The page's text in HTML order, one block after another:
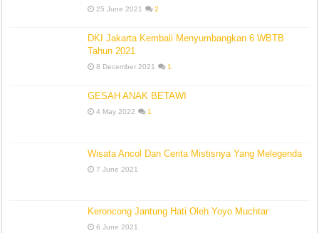
25 June 2021 2
DKI Jakarta Kembali Menyumbangkan 6 WBTB
Tahun 2021
8 December 2021 1
GESAH ANAK BETAWI
4 May 2022 1
Wisata Ancol Dan Cerita Mistisnya Yang Melegenda
7 June 2021
Keroncong Jantung Hati Oleh Yoyo Muchtar
6 June 2021